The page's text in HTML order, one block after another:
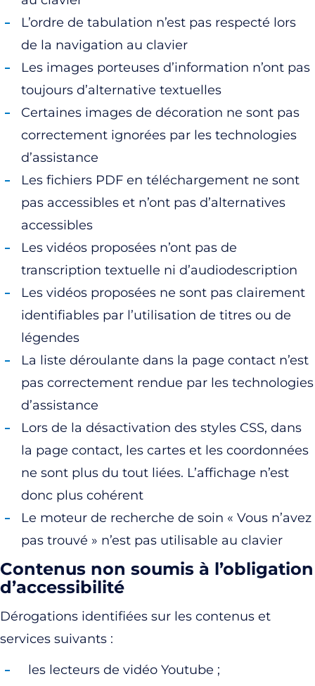
L’ordre de tabulation n’est pas respecté lors
de la navigation au clavier
Les images porteuses d’information n’ont pas
toujours d’alternative textuelles
Certaines images de décoration ne sont pas
correctement ignorées par les technologies
d’assistance
Les fichiers PDF en téléchargement ne sont
pas accessibles et n’ont pas d’alternatives
accessibles
Les vidéos proposées n’ont pas de
transcription textuelle ni d’audiodescription
Les vidéos proposées ne sont pas clairement
identifiables par l’utilisation de titres ou de
légendes
La liste déroulante dans la page contact n’est
pas correctement rendue par les technologies
d’assistance
Lors de la désactivation des styles CSS, dans
la page contact, les cartes et les coordonnées
ne sont plus du tout liées. L’affichage n’est
donc plus cohérent
Le moteur de recherche de soin « Vous n’avez
pas trouvé » n’est pas utilisable au clavier
Contenus non soumis à l’obligation
d’accessibilité
Dérogations identifiées sur les contenus et
services suivants :
les lecteurs de vidéo Youtube ;